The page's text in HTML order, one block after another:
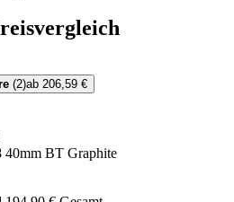
(2)ab 206,59 €
BT Graphite